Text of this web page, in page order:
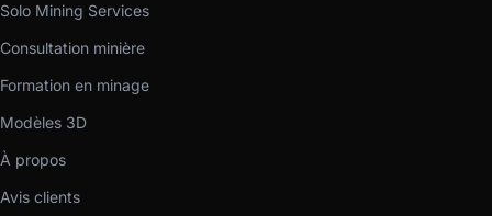
Solo Mining Services
Consultation minière
Formation en minage
Modèles 3D
À propos
Avis clients